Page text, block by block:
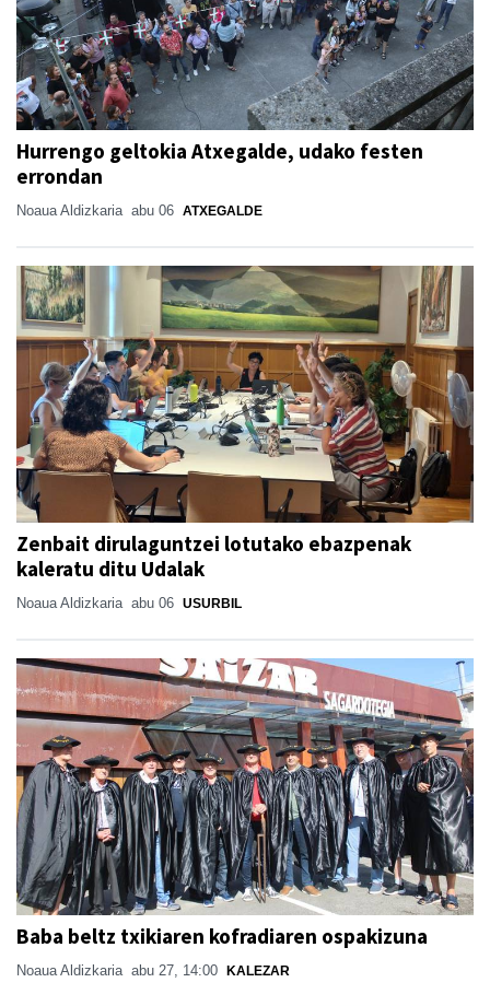
Hurrengo geltokia Atxegalde, udako festen
errondan
Noaua Aldizkaria abu 06 ATXEGALDE
Zenbait dirulaguntzei lotutako ebazpenak
kaleratu ditu Udalak
Noaua Aldizkaria abu 06 USURBIL
Baba beltz txikiaren kofradiaren ospakizuna
Noaua Aldizkaria abu 27, 14:00 KALEZAR